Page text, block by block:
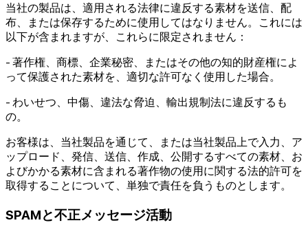
当社の製品は、適用される法律に違反する素材を送信、配
布、または保存するために使用してはなりません。これには
以下が含まれますが、これらに限定されません：
- 著作権、商標、企業秘密、またはその他の知的財産権によ
って保護された素材を、適切な許可なく使用した場合。
- わいせつ、中傷、違法な脅迫、輸出規制法に違反するも
の。
お客様は、当社製品を通じて、または当社製品上で入力、ア
ップロード、発信、送信、作成、公開するすべての素材、お
よびかかる素材に含まれる著作物の使用に関する法的許可を
取得することについて、単独で責任を負うものとします。
SPAMと不正メッセージ活動